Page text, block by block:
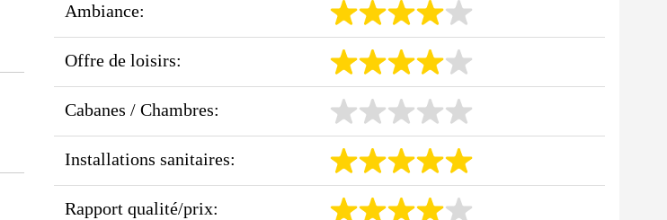
Ambiance:
Offre de loisirs:
Cabanes / Chambres:
Installations sanitaires:
Rapport qualité/prix: